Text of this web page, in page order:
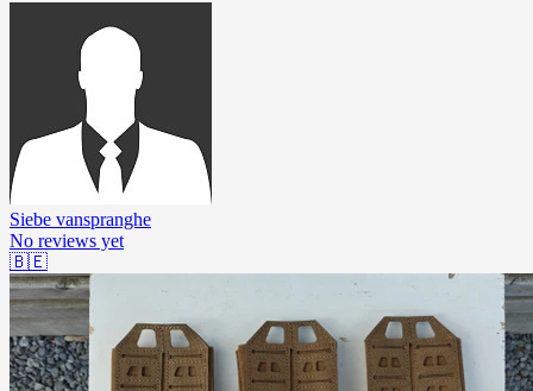
Siebe vanspranghe
No reviews yet
🇧🇪